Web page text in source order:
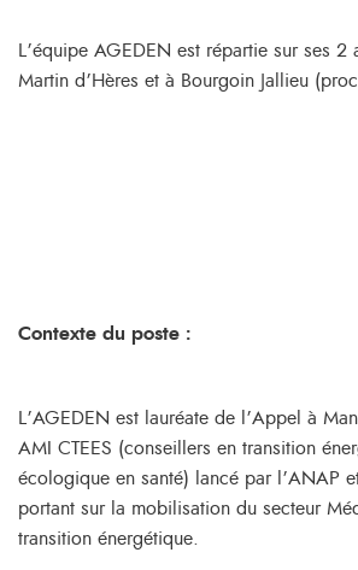
L’équipe AGEDEN est répartie sur ses 2
Martin d’Hères et à Bourgoin Jallieu
Contexte du poste :
L’AGEDEN est lauréate de l’Appel à
AMI CTEES (conseillers en transition
écologique en santé) lancé par l’ANAP
portant sur la mobilisation du secteur
transition énergétique.